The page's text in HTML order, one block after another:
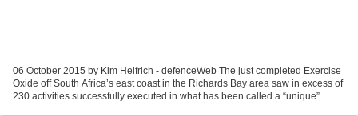
06 October 2015 by Kim Helfrich - defenceWeb The just completed Exercise
Oxide off South Africa’s east coast in the Richards Bay area saw in excess of
230 activities successfully executed in what has been called a “unique”